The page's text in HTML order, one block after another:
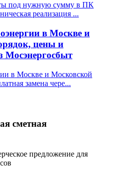
под нужную сумму в ПК
реализация ...
в Москве и
цены и
Мосэнергосбыт
в Москве и Московской
замена чере...
сметная
предложение для